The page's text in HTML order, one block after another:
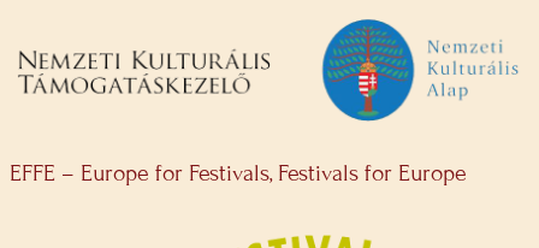
EFFE – Europe for Festivals, Festivals for Europe